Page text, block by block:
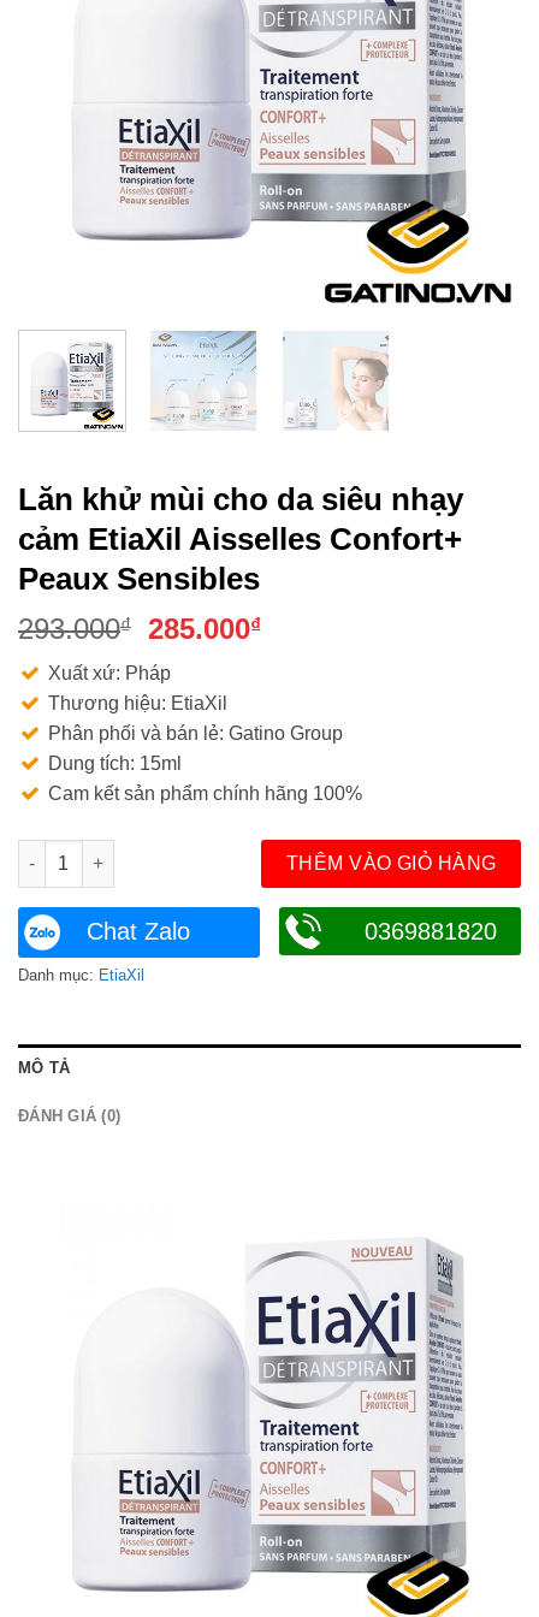
Lăn khử mùi cho da siêu nhạy
cảm EtiaXil Aisselles Confort+
Peaux Sensibles
293.000₫
Giá
gốc
là:
293.000₫.
285.000₫Giá
285.000₫.
Xuất xứ: Pháp
Thương hiệu: EtiaXil
Phân phối và bán lẻ: Gatino Group
Dung tích: 15ml
Cam kết sản phẩm chính hãng 100%
Lăn khử mùi cho da siêu nhạy cảm EtiaXil Aisselles Confort+
THÊM VÀO GIỎ HÀNG
Chat Zalo 0369881820
Danh mục: EtiaXil
MÔ TẢ
ĐÁNH GIÁ (0)